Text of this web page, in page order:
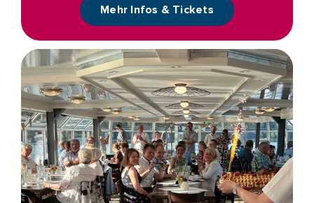
Mehr Infos & Tickets